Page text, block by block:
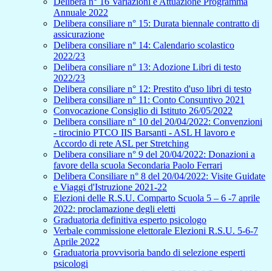
Annuale 2022
Delibera consiliare n° 15: Durata biennale contratto di
assicurazione
Delibera consiliare n° 14: Calendario scolastico
2022/23
Delibera consiliare n° 13: Adozione Libri di testo
2022/23
Delibera consiliare n° 12: Prestito d'uso libri di testo
Delibera consiliare n° 11: Conto Consuntivo 2021
Convocazione Consiglio di Istituto 26/05/2022
Delibera consiliare n° 10 del 20/04/2022: Convenzioni
- tirocinio PTCO IIS Barsanti - ASL H lavoro e
Accordo di rete ASL per Stretching
Delibera consiliare n° 9 del 20/04/2022: Donazioni a
favore della scuola Secondaria Paolo Ferrari
Delibera Consiliare n° 8 del 20/04/2022: Visite Guidate
e Viaggi d'Istruzione 2021-22
Elezioni delle R.S.U. Comparto Scuola 5 – 6 -7 aprile
2022: proclamazione degli eletti
Graduatoria definitiva esperto psicologo
Verbale commissione elettorale Elezioni R.S.U. 5-6-7
Aprile 2022
Graduatoria provvisoria bando di selezione esperti
psicologi